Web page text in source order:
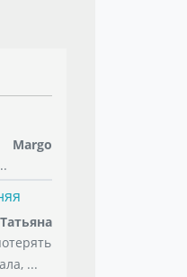
Margo
Татьяна
...